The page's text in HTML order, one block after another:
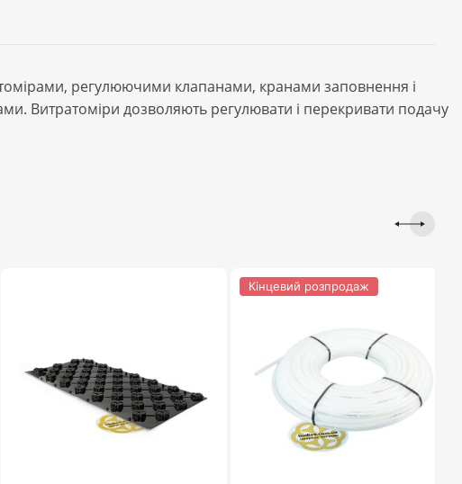
регулюючими клапанами, кранами заповнення і
Витратоміри дозволяють регулювати і перекривати подачу
Кінцевий розпродаж